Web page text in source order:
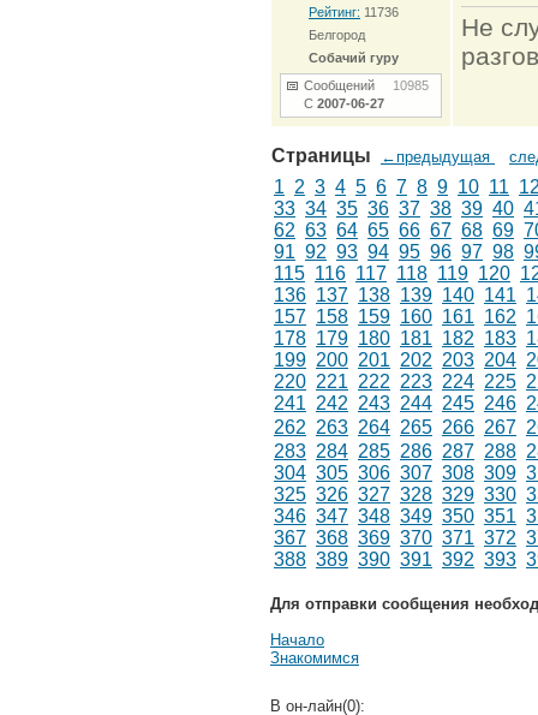
Рейтинг: 11736
Белгород
Собачий гуру
Сообщений 10985
С 2007-06-27
Не
Страницы ←предыдущая
1 2 3 4 5 6 7 8 9 10 11
33 34 35 36 37 38 39 40
62 63 64 65 66 67 68 69
91 92 93 94 95 96 97 98
115 116 117 118 119 120
136 137 138 139 140 141
157 158 159 160 161 162
178 179 180 181 182 183
199 200 201 202 203 204
220 221 222 223 224 225
241 242 243 244 245 246
262 263 264 265 266 267
283 284 285 286 287 288
304 305 306 307 308 309
325 326 327 328 329 330
346 347 348 349 350 351
367 368 369 370 371 372
388 389 390 391 392 393
Для отправки сообщения
Начало
Знакомимся
В он-лайн(0):